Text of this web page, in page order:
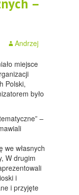
–
Andrzej
miejsce
Polski,
było
–
we własnych
W drugim
i
i przyjęte